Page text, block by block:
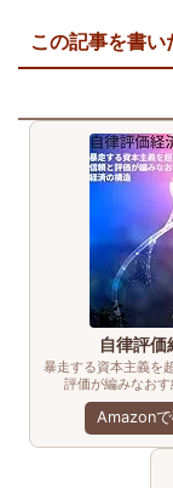
この記事を書
自律評価
暴走する資本主義を
評価が編みなお
Amazon